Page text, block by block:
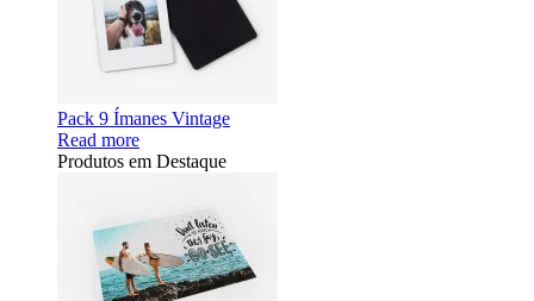
Pack 9 Ímanes Vintage
Read more
Produtos em Destaque